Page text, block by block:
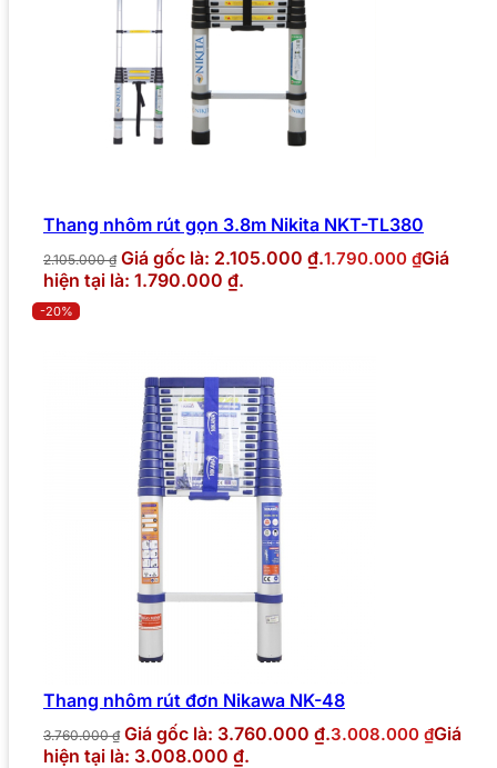
Thang nhôm rút gọn 3.8m Nikita NKT-TL380
2.105.000₫ Giá gốc là: 2.105.000 ₫.1.790.000 ₫Giá
hiện tại là: 1.790.000 ₫.
-20%
Thang nhôm rút đơn Nikawa NK-48
3.760.000₫ Giá gốc là: 3.760.000 ₫.3.008.000 ₫Giá
hiện tại là: 3.008.000 ₫.